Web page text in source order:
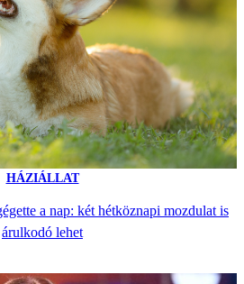
HÁZIÁLLAT
a nap: két hétköznapi mozdulat is
árulkodó lehet